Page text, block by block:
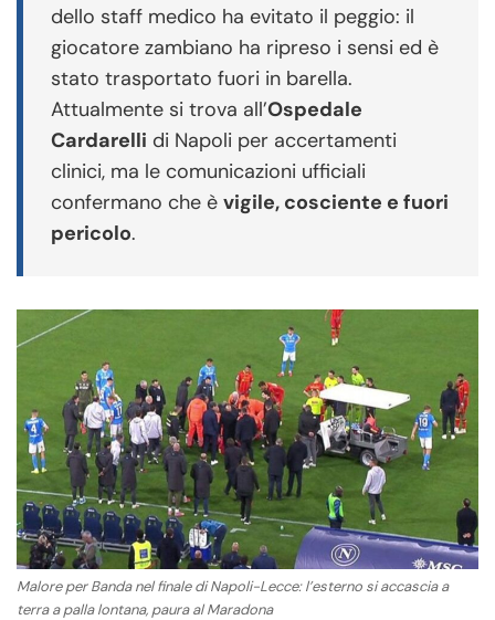
dello staff medico ha evitato il peggio: il
giocatore zambiano ha ripreso i sensi ed è
stato trasportato fuori in barella.
Attualmente si trova all’Ospedale
Cardarelli di Napoli per accertamenti
clinici, ma le comunicazioni ufficiali
confermano che è vigile, cosciente e fuori
pericolo.
Malore per Banda nel finale di Napoli-Lecce: l’esterno si accascia a
terra a palla lontana, paura al Maradona